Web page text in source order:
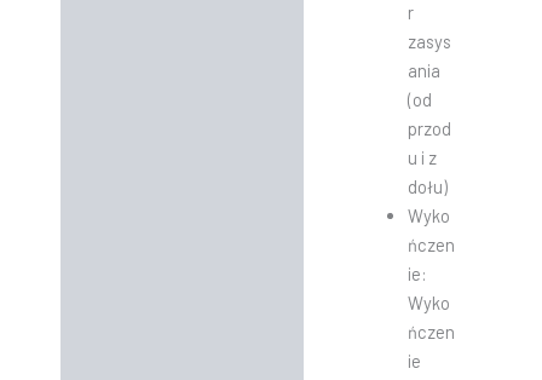
r
zasys
ania
(od
przod
u i z
dołu)
Wyko
ńczen
ie:
Wyko
ńczen
ie